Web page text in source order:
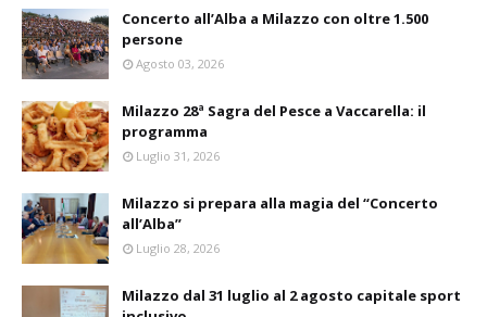
Concerto all’Alba a Milazzo con oltre 1.500
persone
Agosto 03, 2026
Milazzo 28ª Sagra del Pesce a Vaccarella: il
programma
Luglio 31, 2026
Milazzo si prepara alla magia del “Concerto
all’Alba”
Luglio 28, 2026
Milazzo dal 31 luglio al 2 agosto capitale sport